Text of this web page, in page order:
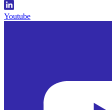
Youtube